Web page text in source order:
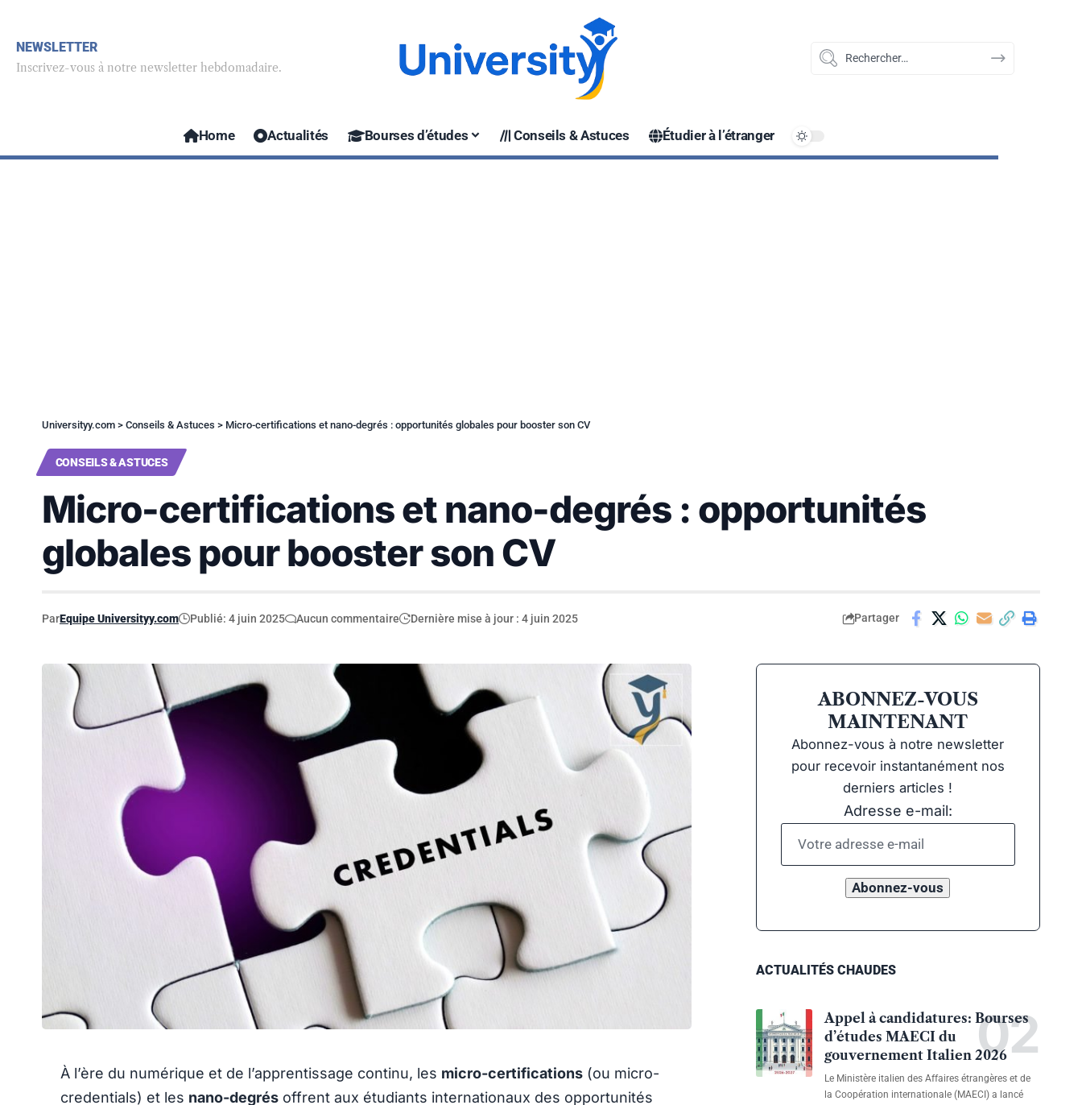
NEWSLETTER
Inscrivez-vous à notre newsletter hebdomadaire.
Home Actualités Bourses d’études Conseils & Astuces Étudier à l’étranger
Universityy.com > Conseils & Astuces > Micro-certifications et nano-degrés : opportunités globales pour booster son CV
CONSEILS & ASTUCES
Micro-certifications et nano-degrés : opportunités
globales pour booster son CV
ParEquipe Universityy.com Publié: 4 juin 2025 Aucun commentaire Dernière mise à jour : 4 juin 2025 Partager
À l’ère du numérique et de l’apprentissage continu, les micro-certifications (ou micro-
credentials) et les nano-degrés offrent aux étudiants internationaux des opportunités
ABONNEZ-VOUS
MAINTENANT
Abonnez-vous à notre newsletter
pour recevoir instantanément nos
derniers articles !
Adresse e-mail:
ACTUALITÉS CHAUDES
Appel à candidatures: Bourses
d’études MAECI du
gouvernement Italien 2026
Le Ministère italien des Affaires étrangères et de
la Coopération internationale (MAECI) a lancé
Are you a student looking for free hosting for your project? Universityy.com offers FREE hosting for students, perfect for Final Year Projects (FYPs),
assignments, assessments, and other academic projects. Interested? Contact us at